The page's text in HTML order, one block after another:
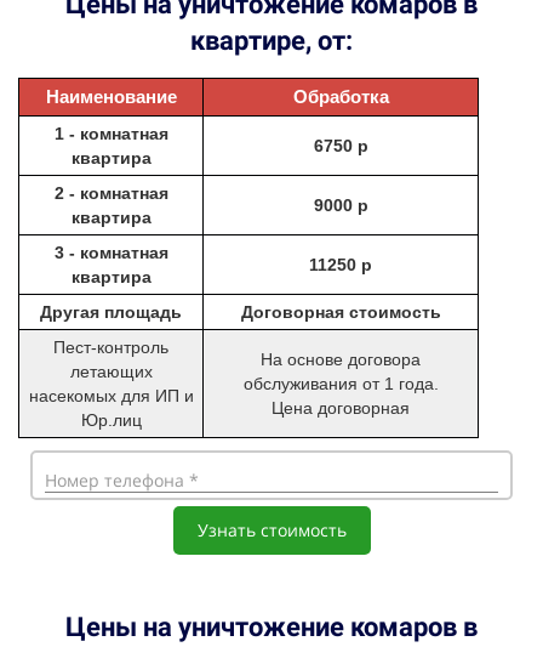
квартире, от:
Наименование Обработка
1 - комнатная
квартира
6750 р
2 - комнатная
квартира
9000 р
3 - комнатная
квартира
11250 р
Другая площадь
Договорная стоимость
Пест-контроль
летающих
насекомых для ИП и
Юр.лиц
На основе договора
обслуживания от 1 года.
Цена договорная
Номер телефона *
Узнать стоимость
Цены на уничтожение комаров в